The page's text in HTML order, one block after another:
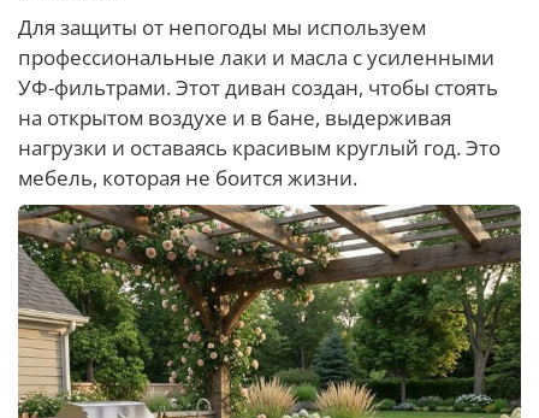
Для защиты от непогоды мы используем
профессиональные лаки и масла с усиленными
УФ-фильтрами. Этот диван создан, чтобы стоять
на открытом воздухе и в бане, выдерживая
нагрузки и оставаясь красивым круглый год. Это
мебель, которая не боится жизни.